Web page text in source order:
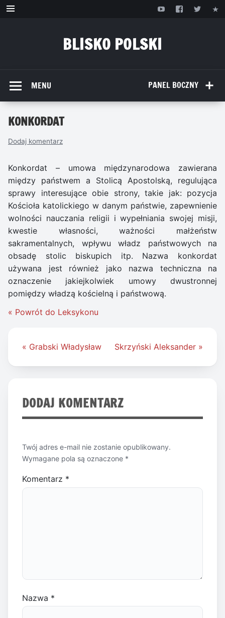
Przejdź
BLISKO POLSKI
PANEL BOCZNY
MENU
KONKORDAT
Dodaj komentarz
Konkordat – umowa międzynarodowa zawierana
między państwem a Stolicą Apostolską, regulująca
sprawy interesujące obie strony, takie jak: pozycja
Kościoła katolickiego w danym państwie, zapewnienie
wolności nauczania religii i wypełniania swojej misji,
kwestie własności, ważności małżeństw
sakramentalnych, wpływu władz państwowych na
obsadę stolic biskupich itp. Nazwa konkordat
używana jest również jako nazwa techniczna na
oznaczenie jakiejkolwiek umowy dwustronnej
pomiędzy władzą kościelną i państwową.
« Powrót do Leksykonu
Nawigacja
« Grabski Władysław Skrzyński Aleksander »
DODAJ KOMENTARZ
Twój adres e-mail nie zostanie opublikowany.
Wymagane pola są oznaczone *
Komentarz *
Nazwa *